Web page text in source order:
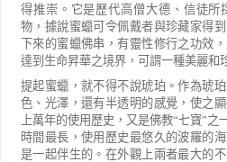
得推崇。它是歷代高僧大德、信徒所
物，據說蜜蠟可令佩戴者與珍藏家得
下來的蜜蠟佛串，有靈性修行之功效
達到生命昇華之境界，可謂一種美麗和
提起蜜蠟，就不得不說琥珀。作為琥
色、光澤，還有半透明的感覺，使之
上萬年的使用歷史，又是佛教“七寶”之
時間最長，使用歷史最悠久的波羅的
是一起伴生的。在外觀上兩者最大的